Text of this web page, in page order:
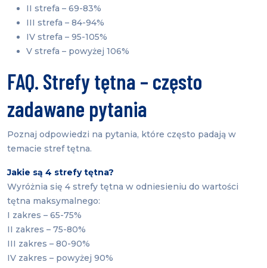
II strefa – 69-83%
III strefa – 84-94%
IV strefa – 95-105%
V strefa – powyżej 106%
FAQ. Strefy tętna – często
zadawane pytania
Poznaj odpowiedzi na pytania, które często padają w
temacie stref tętna.
Jakie są 4 strefy tętna?
Wyróżnia się 4 strefy tętna w odniesieniu do wartości
tętna maksymalnego:
I zakres – 65-75%
II zakres – 75-80%
III zakres – 80-90%
IV zakres – powyżej 90%